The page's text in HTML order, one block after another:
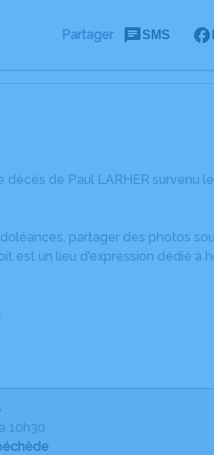
Partager SMS
de Paul LARHER survenu
partager des photos
est un lieu d'expression dédié à
.
10h30